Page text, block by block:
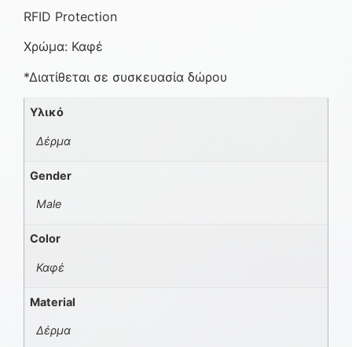
RFID Protection
Χρώμα: Καφέ
*Διατίθεται σε συσκευασία δώρου
Υλικό
Δέρμα
Gender
Male
Color
Καφέ
Material
Δέρμα